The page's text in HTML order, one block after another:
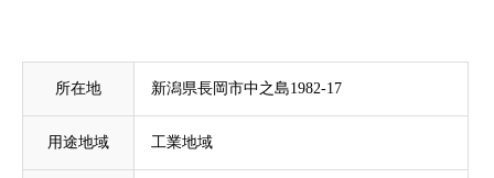
所在地 新潟県長岡市中之島1982-17
用途地域 工業地域